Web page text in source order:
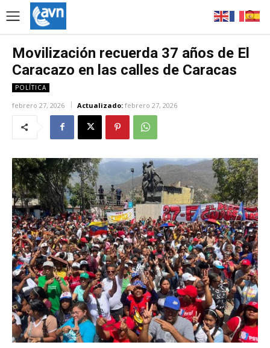
Movilización recuerda 37 años de El
Caracazo en las calles de Caracas
POLÍTICA
febrero 27, 2026 Actualizado: febrero 27, 2026